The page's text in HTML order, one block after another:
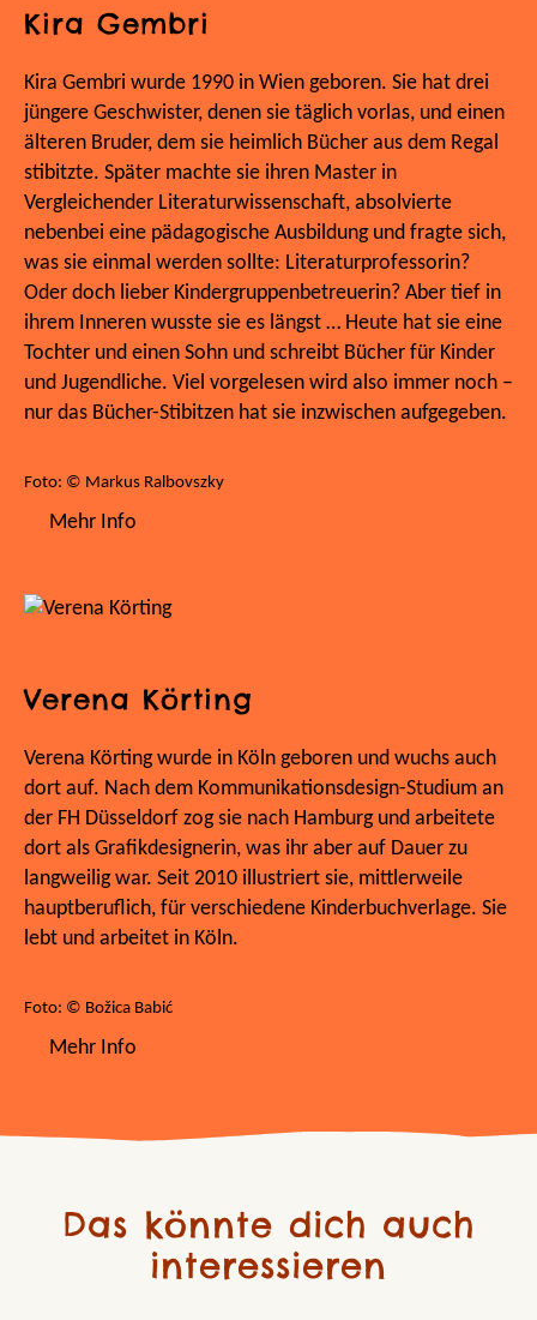
Kira Gembri
Kira Gembri wurde 1990 in Wien geboren. Sie hat drei
jüngere Geschwister, denen sie täglich vorlas, und einen
älteren Bruder, dem sie heimlich Bücher aus dem Regal
stibitzte. Später machte sie ihren Master in
Vergleichender Literaturwissenschaft, absolvierte
nebenbei eine pädagogische Ausbildung und fragte sich,
was sie einmal werden sollte: Literaturprofessorin?
Oder doch lieber Kindergruppenbetreuerin? Aber tief in
ihrem Inneren wusste sie es längst … Heute hat sie eine
Tochter und einen Sohn und schreibt Bücher für Kinder
und Jugendliche. Viel vorgelesen wird also immer noch –
nur das Bücher-Stibitzen hat sie inzwischen aufgegeben.
Foto: © Markus Ralbovszky
Mehr Info
Verena Körting
Verena Körting wurde in Köln geboren und wuchs auch
dort auf. Nach dem Kommunikationsdesign-Studium an
der FH Düsseldorf zog sie nach Hamburg und arbeitete
dort als Grafikdesignerin, was ihr aber auf Dauer zu
langweilig war. Seit 2010 illustriert sie, mittlerweile
hauptberuflich, für verschiedene Kinderbuchverlage. Sie
lebt und arbeitet in Köln.
Foto: © Božica Babić
Mehr Info
Das könnte dich auch
interessieren